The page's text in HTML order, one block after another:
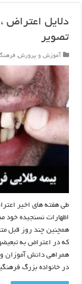
دلایل اعتراض
تصویر
آموزش و پرورش,
طی هفته های اخیر
اظهارات نسنجیده خود
همچنین چند روز قبل
که در اعتراض به
همراهی دانش آموزان و
در خانواده بزرگ